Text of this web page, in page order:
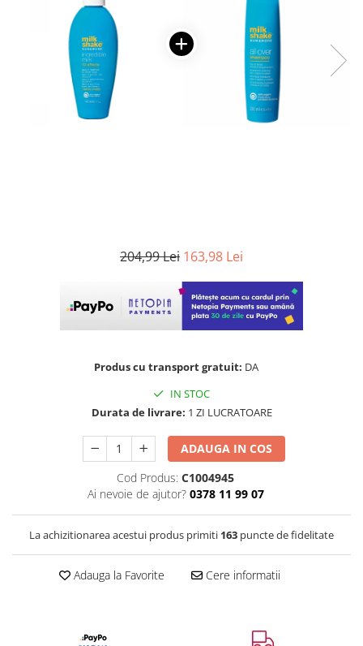
204,99 Lei 163,98 Lei
Produs cu transport gratuit: DA
IN STOC
Durata de livrare: 1 ZI LUCRATOARE
ADAUGA IN COS
Cod Produs: C1004945
Ai nevoie de ajutor? 0378 11 99 07
La achizitionarea acestui produs primiti 163 puncte de fidelitate
Adauga la Favorite Cere informatii